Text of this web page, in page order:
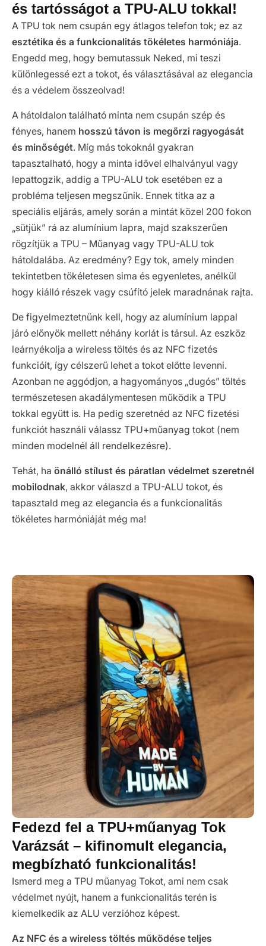
és tartósságot a TPU-ALU tokkal!
A TPU tok nem csupán egy átlagos telefon tok; ez az
esztétika és a funkcionalitás tökéletes harmóniája.
Engedd meg, hogy bemutassuk Neked, mi teszi
különlegessé ezt a tokot, és választásával az elegancia
és a védelem összeolvad!
A hátoldalon található minta nem csupán szép és
fényes, hanem hosszú távon is megőrzi ragyogását
és minőségét. Míg más tokoknál gyakran
tapasztalható, hogy a minta idővel elhalványul vagy
lepattogzik, addig a TPU-ALU tok esetében ez a
probléma teljesen megszűnik. Ennek titka az a
speciális eljárás, amely során a mintát közel 200 fokon
„sütjük” rá az alumínium lapra, majd szakszerűen
rögzítjük a TPU – Műanyag vagy TPU-ALU tok
hátoldalába. Az eredmény? Egy tok, amely minden
tekintetben tökéletesen sima és egyenletes, anélkül
hogy kiálló részek vagy csúfító jelek maradnának rajta.
De figyelmeztetnünk kell, hogy az alumínium lappal
járó előnyök mellett néhány korlát is társul. Az eszköz
leárnyékolja a wireless töltés és az NFC fizetés
funkcióit, így célszerű lehet a tokot előtte levenni.
Azonban ne aggódjon, a hagyományos „dugós” töltés
természetesen akadálymentesen működik a TPU
tokkal együtt is. Ha pedig szeretnéd az NFC fizetési
funkciót használi válassz TPU+műanyag tokot (nem
minden modelnél áll rendelkezésre).
Tehát, ha önálló stílust és páratlan védelmet szeretnél
mobilodnak, akkor válaszd a TPU-ALU tokot, és
tapasztald meg az elegancia és a funkcionalitás
tökéletes harmóniáját még ma!
Fedezd fel a TPU+műanyag Tok
Varázsát – kifinomult elegancia,
megbízható funkcionalitás!
Ismerd meg a TPU műanyag Tokot, ami nem csak
védelmet nyújt, hanem a funkcionalitás terén is
kiemelkedik az ALU verzióhoz képest.
Az NFC és a wireless töltés működése teljes